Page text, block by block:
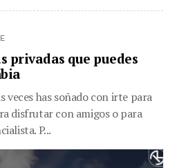
privadas que puedes
veces has soñado con irte para
disfrutar con amigos o para
P...